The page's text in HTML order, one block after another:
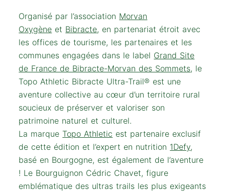
Organisé par l’association Morvan
Oxygène et Bibracte, en partenariat étroit avec
les offices de tourisme, les partenaires et les
communes engagées dans le label Grand Site
de France de Bibracte-Morvan des Sommets, le
Topo Athletic Bibracte Ultra-Trail® est une
aventure collective au cœur d’un territoire rural
soucieux de préserver et valoriser son
patrimoine naturel et culturel.
La marqueTopo Athletic est partenaire exclusif
de cette édition et l’expert en nutrition 1Defy,
basé en Bourgogne, est également de l’aventure
! Le Bourguignon Cédric Chavet, figure
emblématique des ultras trails les plus exigeants